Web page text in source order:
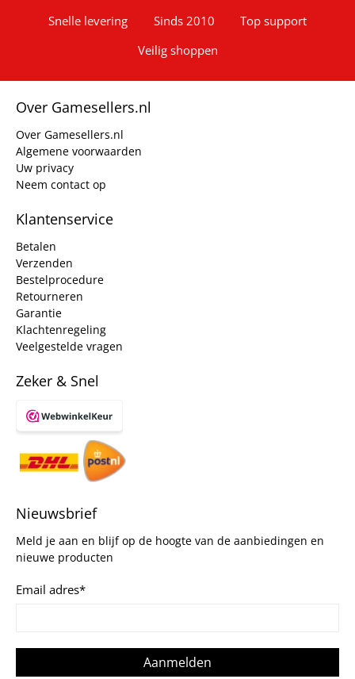
Snelle levering Sinds 2010
Top support
Veilig shoppen
Over Gamesellers.nl
Over Gamesellers.nl
Algemene voorwaarden
Uw privacy
Neem contact op
Klantenservice
Betalen
Verzenden
Bestelprocedure
Retourneren
Garantie
Klachtenregeling
Veelgestelde vragen
Zeker & Snel
Nieuwsbrief
Meld je aan en blijf op de hoogte van de aanbiedingen en
nieuwe producten
Email adres*
Aanmelden